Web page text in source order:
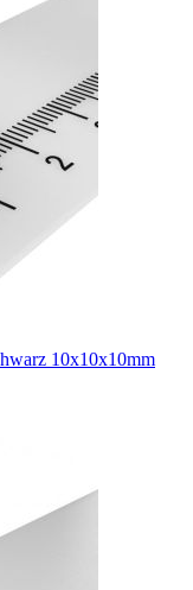
10x10x10mm